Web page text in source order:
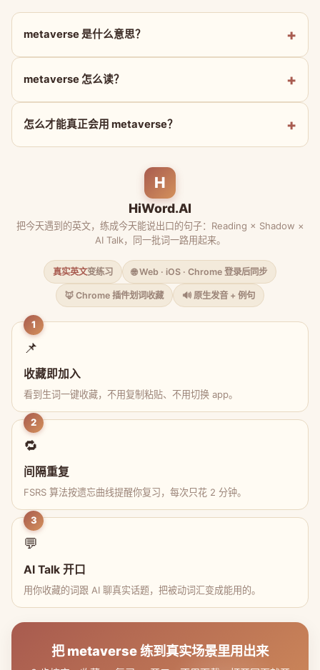
metaverse 是什么意思？
metaverse 怎么读？
怎么才能真正会用 metaverse？
H
HiWord.AI
把今天遇到的英文，练成今天能说出口的句子：Reading × Shadow ×
AI Talk，同一批词一路用起来。
真实英文变练习 🌐 Web · iOS · Chrome 登录后同步
🦊 Chrome 插件划词收藏 🔊 原生发音 + 例句
1
📌
收藏即加入
看到生词一键收藏，不用复制粘贴、不用切换 app。
2
🔁
间隔重复
FSRS 算法按遗忘曲线提醒你复习，每次只花 2 分钟。
3
💬
AI Talk 开口
用你收藏的词跟 AI 聊真实话题，把被动词汇变成能用的。
把 metaverse 练到真实场景里用出来